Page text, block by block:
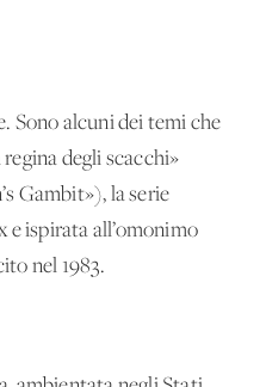
Sono alcuni dei temi che
degli scacchi»
Gambit»), la serie
ispirata all’omonimo
nel 1983.